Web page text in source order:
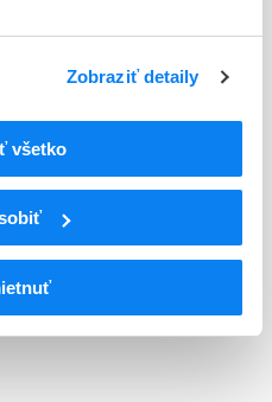
Zobraziť detaily
všetko
ANTIFIBRINOL.)
ORGÁNY
ANTITROMBOTIKÁ